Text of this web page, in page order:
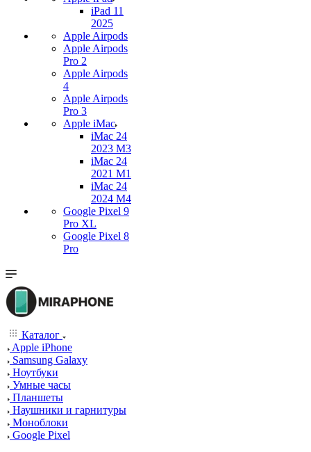
iPad 11
2025
Apple Airpods
Apple Airpods
Pro 2
Apple Airpods
4
Apple Airpods
Pro 3
Apple iMac
iMac 24
2023 M3
iMac 24
2021 M1
iMac 24
2024 M4
Google Pixel 9
Pro XL
Google Pixel 8
Pro
Каталог
Apple iPhone
Samsung Galaxy
Ноутбуки
Умные часы
Планшеты
Наушники и гарнитуры
Моноблоки
Google Pixel